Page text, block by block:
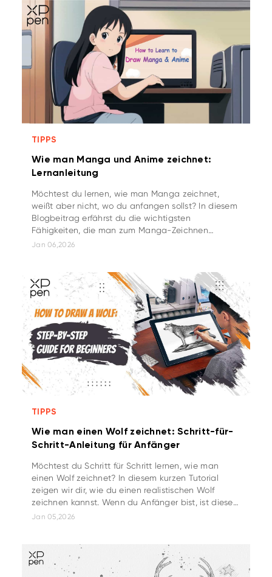
TIPPS
Wie man Manga und Anime zeichnet:
Lernanleitung
Möchtest du lernen, wie man Manga zeichnet,
weißt aber nicht, wo du anfangen sollst? In diesem
Blogbeitrag erfährst du die wichtigsten
Fähigkeiten, die man zum Manga-Zeichnen
braucht, sowie einige Methoden, wie du das
Jan 06,2026
TIPPS
Wie man einen Wolf zeichnet: Schritt-für-
Schritt-Anleitung für Anfänger
Möchtest du Schritt für Schritt lernen, wie man
einen Wolf zeichnet? In diesem kurzen Tutorial
zeigen wir dir, wie du einen realistischen Wolf
zeichnen kannst. Wenn du Anfänger bist, ist dieses
einfache Tutorial genau richtig für dich!
Jan 05,2026